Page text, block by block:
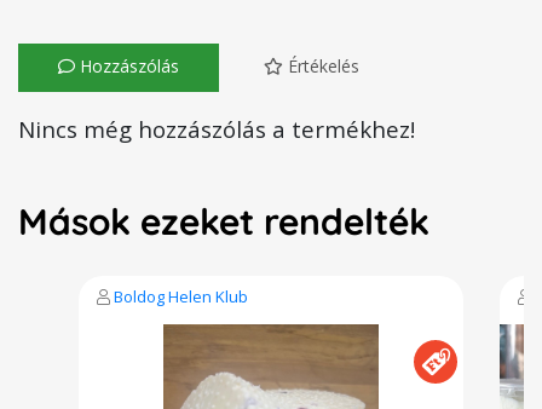
Hozzászólás Értékelés
Nincs még hozzászólás a termékhez!
Mások ezeket rendelték
Boldog Helen Klub